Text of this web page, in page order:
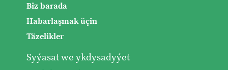
Biz barada
Habarlaşmak üçin
Täzelikler
Syýasat we ykdysadyýet